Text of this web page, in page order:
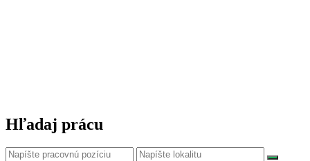
Hľadaj prácu